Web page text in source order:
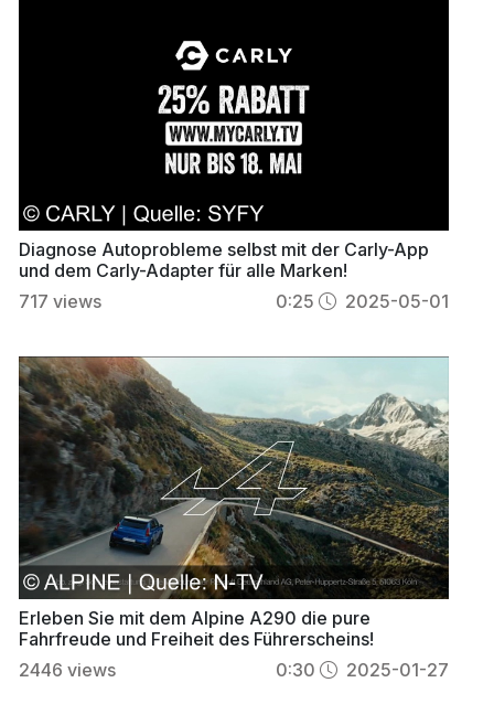
Diagnose Autoprobleme selbst mit der Carly-App
und dem Carly-Adapter für alle Marken!
717 views 0:25 2025-05-01
Erleben Sie mit dem Alpine A290 die pure
Fahrfreude und Freiheit des Führerscheins!
2446 views 0:30 2025-01-27